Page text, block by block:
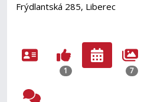
Frýdlantská 285, Liberec
1 7